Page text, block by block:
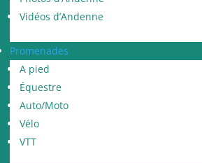
Vidéos d’Andenne
Promenades
A pied
Équestre
Auto/Moto
Vélo
VTT